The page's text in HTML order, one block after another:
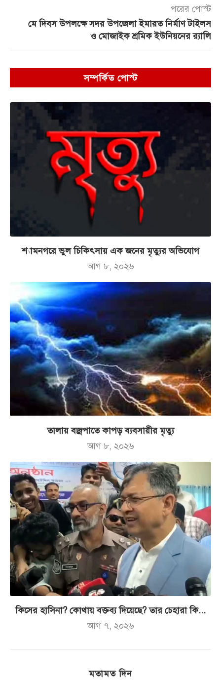
পরের পোস্ট
মে দিবস উপলক্ষে সদর উপজেলা ইমারত নির্মাণ টাইলস
ও মোজাইক শ্রমিক ইউনিয়নের র‌্যালি
সম্পর্কিত পোস্ট
শ্যামনগরে ভুল চিকিৎসায় এক জনের মৃত্যুর অভিযোগ
আগ ৮, ২০২৬
তালায় বজ্রপাতে কাপড় ব্যবসায়ীর মৃত্যু
আগ ৮, ২০২৬
কিসের হাসিনা? কোথায় বক্তব্য দিয়েছে? তার চেহারা কি...
আগ ৭, ২০২৬
মতামত দিন